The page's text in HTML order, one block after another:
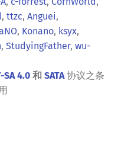
, ttzc, Anguei,
, Konano, ksyx,
, StudyingFather, wu-
SA 4.0 和 SATA协议之条